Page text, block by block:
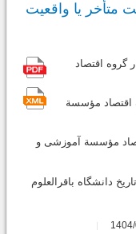
متأخر یا واقعیت
گروه اقتصاد
اقتصاد مؤسسة
مؤسسة آموزشی و
دانشگاه باقرالعلوم